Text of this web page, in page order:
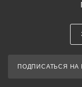
ПОДПИСАТЬСЯ НА